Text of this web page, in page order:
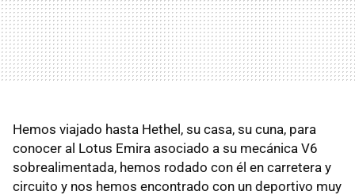
Hemos viajado hasta Hethel, su casa, su cuna, para
conocer al Lotus Emira asociado a su mecánica V6
sobrealimentada, hemos rodado con él en carretera y
circuito y nos hemos encontrado con un deportivo muy